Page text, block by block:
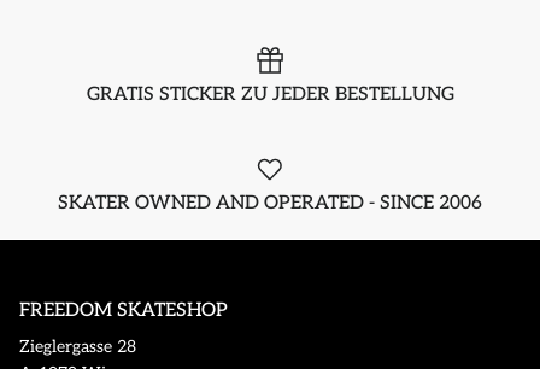
GRATIS STICKER ZU JEDER BESTELLUNG
SKATER OWNED AND OPERATED - SINCE 2006
FREEDOM SKATESHOP
Zieglergasse 28